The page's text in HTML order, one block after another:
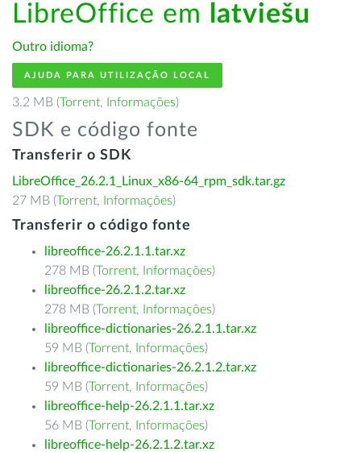
LibreOffice em
latviešu
Outro idioma?
AJUDA PARA UTILIZAÇÃO LOCAL
3.2 MB (Torrent, Informações)
SDK e código fonte
Transferir o SDK
LibreOffice_26.2.1_Linux_x86-64_rpm_sdk.tar.gz
27 MB (Torrent, Informações)
Transferir o código fonte
libreoffice-26.2.1.1.tar.xz
278 MB (Torrent, Informações)
libreoffice-26.2.1.2.tar.xz
278 MB (Torrent, Informações)
libreoffice-dictionaries-26.2.1.1.tar.xz
59 MB (Torrent, Informações)
libreoffice-dictionaries-26.2.1.2.tar.xz
59 MB (Torrent, Informações)
libreoffice-help-26.2.1.1.tar.xz
56 MB (Torrent, Informações)
libreoffice-help-26.2.1.2.tar.xz